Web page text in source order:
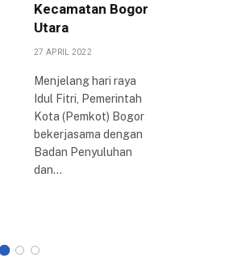
Kecamatan Bogor
Utara
27 APRIL 2022
Menjelang hari raya
Idul Fitri, Pemerintah
Kota (Pemkot) Bogor
bekerjasama dengan
Badan Penyuluhan
dan…